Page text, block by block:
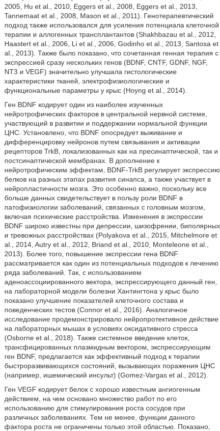
2005, Hu et al., 2010, Eggers et al., 2008, Eggers et al., 2013,
Tannemaat et al., 2008, Mason et al., 2011). Генотерапевтический
подход также использовался для усиления потенциала клеточной
терапии и аллогенных трансплантантов (Shakhbazau et al., 2012,
Haastert et al., 2006, Li et al., 2006, Godinho et al., 2013, Santosa et
al., 2013). Также было показано, что сочетанная генная терапия с
экспрессией сразу нескольких генов (BDNF, CNTF, GDNF, NGF,
NT3 и VEGF) значительно улучшала гистологические
характеристики тканей, электрофизиологические и
функциональные параметры у крыс (Hoyng et al., 2014).
Ген BDNF кодирует один из наиболее изученных
нейротрофических факторов в центральной нервной системе,
участвующий в развитии и поддержании нормальной функции
ЦНС. Установлено, что BDNF опосредует выживание и
дифференцировку нейронов путем связывания и активации
рецепторов TrkB, локализованных как на пресинаптической, так и
постсинаптической мембранах. В дополнение к
нейротрофическим эффектам, BDNF-TrkB регулирует экспрессию
белков на разных этапах развития синапса, а также участвует в
нейропластичности мозга. Это особенно важно, поскольку все
больше данных свидетельствует в пользу роли BDNF в
патофизиологии заболеваний, связанных с головным мозгом,
включая психические расстройства. Изменения в экспрессии
BDNF широко известны при депрессии, шизофрении, биполярных
и тревожных расстройствах (Polyakova et al., 2015, Mitchelmore et
al., 2014, Autry et al., 2012, Briand et al., 2010, Monteleone et al.,
2013). Более того, повышение экспрессии гена BDNF
рассматривается как один из потенциальных подходов к лечению
ряда заболеваний. Так, с использованием
аденоассоциированного вектора, экспрессирующего данный ген,
на лабораторной модели болезни Хантингтона у крыс было
показано улучшение показателей клеточного состава и
поведенческих тестов (Connor et al., 2016). Аналогичное
исследование продемонстрировало нейропротективное действие
на лабораторных мышах в условиях оксидативного стресса
(Osborne et al., 2018). Также системное введение клеток,
трансфицированных плазмидным вектором, экспрессирующим
ген BDNF, предлагается как эффективный подход к терапии
быстроразвивающихся состояний, вызывающих поражения ЦНС
(например, ишемический инсульт) (Gomez-Vargas et al., 2012).
Ген VEGF кодирует белок с хорошо известным ангиогенным
действием, на чем основано множество работ по его
использованию для стимулирования роста сосудов при
различных заболеваниях. Тем не менее, функции данного
фактора роста не ограничены только этой областью. Показано,